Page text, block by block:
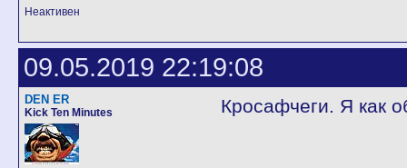
Неактивен
09.05.2019 22:19:08
DEN ER
Kick Ten Minutes Кросафчеги. Я как